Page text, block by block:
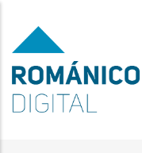
contenido
principal